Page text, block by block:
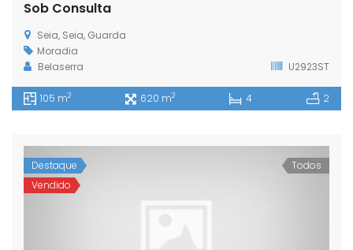
Sob Consulta
Seia, Seia, Guarda
Moradia
Belaserra
U2923ST
105 m2 620 m2 4 2
Destaque
Vendido
Todos